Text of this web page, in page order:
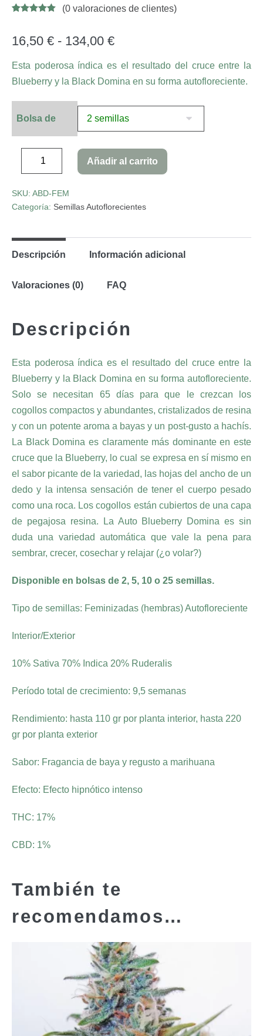
base a
valoracione
clientes
(0valoraciones de clientes)
16,50 € - 134,00 €
Esta poderosa índica es el resultado del cruce entre la
Blueberry y la Black Domina en su forma autofloreciente.
Bolsa de
Añadir al carrito
SKU: ABD-FEM
Categoría: Semillas Autoflorecientes
Descripción Información adicional
Valoraciones (0) FAQ
Descripción
Esta poderosa índica es el resultado del cruce entre la
Blueberry y la Black Domina en su forma autofloreciente.
Solo se necesitan 65 días para que le crezcan los
cogollos compactos y abundantes, cristalizados de resina
y con un potente aroma a bayas y un post-gusto a hachís.
La Black Domina es claramente más dominante en este
cruce que la Blueberry, lo cual se expresa en sí mismo en
el sabor picante de la variedad, las hojas del ancho de un
dedo y la intensa sensación de tener el cuerpo pesado
como una roca. Los cogollos están cubiertos de una capa
de pegajosa resina. La Auto Blueberry Domina es sin
duda una variedad automática que vale la pena para
sembrar, crecer, cosechar y relajar (¿o volar?)
Disponible en bolsas de 2, 5, 10 o 25 semillas.
Tipo de semillas: Feminizadas (hembras) Autofloreciente
Interior/Exterior
10% Sativa 70% Indica 20% Ruderalis
Período total de crecimiento: 9,5 semanas
Rendimiento: hasta 110 gr por planta interior, hasta 220
gr por planta exterior
Sabor: Fragancia de baya y regusto a marihuana
Efecto: Efecto hipnótico intenso
THC: 17%
CBD: 1%
También te
recomendamos…